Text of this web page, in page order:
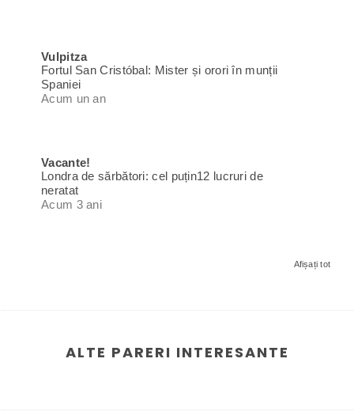
Vulpitza
Fortul San Cristóbal: Mister și orori în munții
Spaniei
Acum un an
Vacante!
Londra de sărbători: cel puțin12 lucruri de
neratat
Acum 3 ani
Afișați tot
ALTE PARERI INTERESANTE